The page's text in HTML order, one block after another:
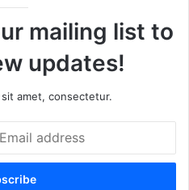
mailing list to
updates!
amet, consectetur.